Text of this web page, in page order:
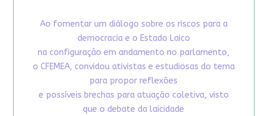
Ao fomentar um diálogo sobre os riscos para a
democracia e o Estado Laico
na configuração em andamento no parlamento,
o CFEMEA, convidou ativistas e estudiosas do tema
para propor reflexões
e possíveis brechas para atuação coletiva, visto
que o debate da laicidade